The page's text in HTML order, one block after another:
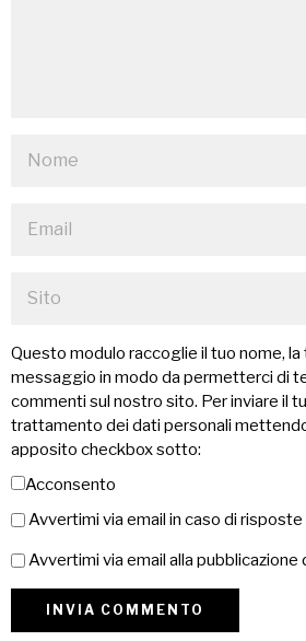
Questo modulo raccoglie il tuo nome, la
messaggio in modo da permetterci di
commenti sul nostro sito. Per inviare il
trattamento dei dati personali
apposito checkbox sotto:
Acconsento
Avvertimi via email in caso di
Avvertimi via email alla pubblicazione